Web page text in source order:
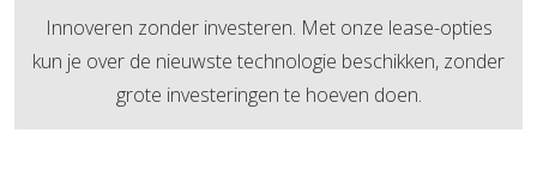
Innoveren zonder investeren. Met onze lease-opties
kun je over de nieuwste technologie beschikken, zonder
grote investeringen te hoeven doen.